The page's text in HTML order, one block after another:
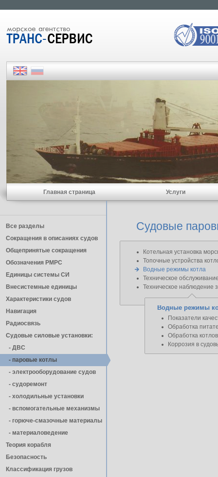
Главная страница Услуги
Все разделы
Сокращения в описаниях судов
Общепринятые сокращения
Обозначения РМРС
Единицы cистемы СИ
Внесистемные единицы
Характеристики судов
Навигация
Радиосвязь
Судовые силовые установки:
- ДВС
- паровые котлы
- электрооборудование судов
- cудоремонт
- холодильные установки
- вспомогательные механизмы
- горюче-смазочные материалы
- материаловедение
Теория корабля
Безопасность
Классификация грузов
Судовые
Котельная установка
Топочные устройства
Водные режимы котла
Техническое
Техническое наблюдение
Водные режимы
Показатели
Обработка
Обработка
Коррозия в